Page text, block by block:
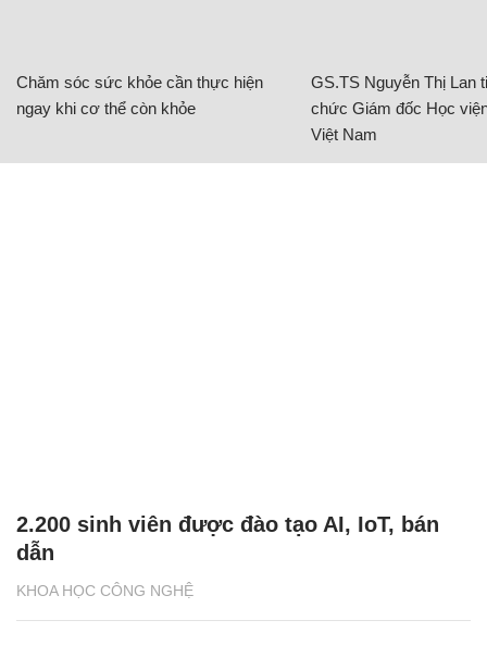
Chăm sóc sức khỏe cần thực hiện
ngay khi cơ thể còn khỏe
GS.TS Nguyễn Thị Lan
chức Giám đốc Học
Việt Nam
KHOA HỌC CÔNG NGHỆ
2.200 sinh viên được đào tạo AI, IoT, bán
dẫn